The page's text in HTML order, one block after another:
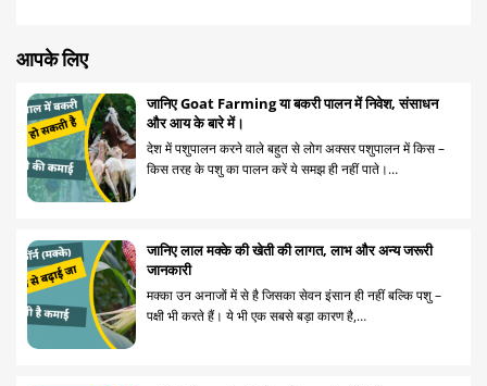
आपके लिए
जानिए Goat Farming या बकरी पालन में निवेश, संसाधन
और आय के बारे में।
देश में पशुपालन करने वाले बहुत से लोग अक्सर पशुपालन में किस –
किस तरह के पशु का पालन करें ये समझ ही नहीं पाते।…
जानिए लाल मक्के की खेती की लागत, लाभ और अन्य जरूरी
जानकारी
मक्का उन अनाजों में से है जिसका सेवन इंसान ही नहीं बल्कि पशु –
पक्षी भी करते हैं। ये भी एक सबसे बड़ा कारण है,…